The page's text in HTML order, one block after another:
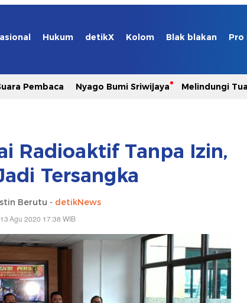
Hukum detikX Kolom Blak blakan Pro
Pembaca Nyago Bumi Sriwijaya Melindungi
Radioaktif Tanpa Izin,
Tersangka
Berutu - detikNews
Agu 2020 17:38 WIB